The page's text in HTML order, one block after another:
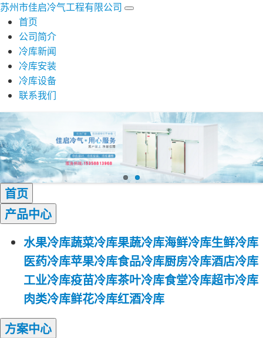
苏州市佳启冷气工程有限公司
首页
公司简介
冷库新闻
冷库安装
冷库设备
联系我们
首页
产品中心
水果冷库蔬菜冷库果蔬冷库海鲜冷库生鲜冷库
医药冷库苹果冷库食品冷库厨房冷库酒店冷库
工业冷库疫苗冷库茶叶冷库食堂冷库超市冷库
肉类冷库鲜花冷库红酒冷库
方案中心